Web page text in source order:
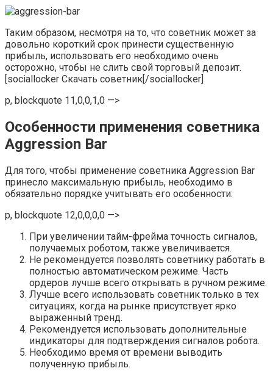
Таким образом, несмотря на то, что советник может за
довольно короткий срок принести существенную
прибыль, использовать его необходимо очень
осторожно, чтобы не слить свой торговый депозит.
[sociallocker Скачать советник[/sociallocker]
p, blockquote 11,0,0,1,0 —>
Особенности применения советника
Aggression Bar
Для того, чтобы применение советника Aggression Bar
принесло максимальную прибыль, необходимо в
обязательно порядке учитывать его особенности:
p, blockquote 12,0,0,0,0 —>
При увеличении тайм-фрейма точность сигналов,
получаемых роботом, также увеличивается.
Не рекомендуется позволять советнику работать в
полностью автоматическом режиме. Часть
ордеров лучше всего открывать в ручном режиме.
Лучше всего использовать советник только в тех
ситуациях, когда на рынке присутствует ярко
выраженный тренд.
Рекомендуется использовать дополнительные
индикаторы для подтверждения сигналов робота.
Необходимо время от времени выводить
полученную прибыль.